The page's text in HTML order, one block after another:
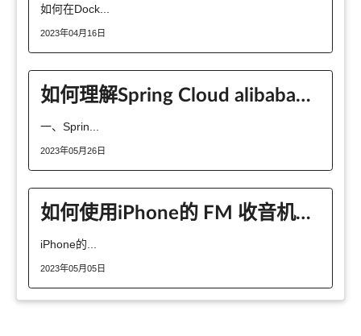
如何在Dock...
2023年04月16日
如何理解Spring Cloud alibaba网关
一、Sprin...
2023年05月26日
如何使用iPhone的 FM 收音机功能收听广播电台
iPhone的...
2023年05月05日